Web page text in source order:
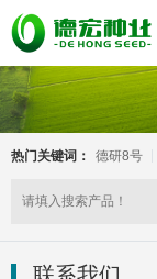
热门关键词： 德研8号